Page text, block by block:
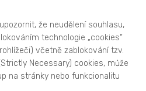
že neudělení souhlasu,
technologie „cookies“
včetně zablokování tzv.
Necessary) cookies, může
na stránky nebo funkcionalitu